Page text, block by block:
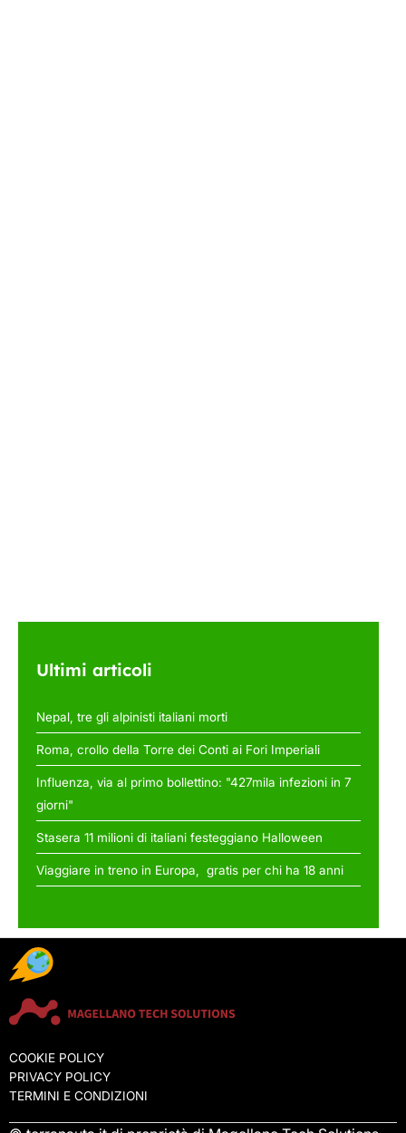
Ultimi articoli
Nepal, tre gli alpinisti italiani morti
Roma, crollo della Torre dei Conti ai Fori Imperiali
Influenza, via al primo bollettino: "427mila infezioni in 7
giorni"
Stasera 11 milioni di italiani festeggiano Halloween
Viaggiare in treno in Europa, gratis per chi ha 18 anni
COOKIE POLICY
PRIVACY POLICY
TERMINI E CONDIZIONI